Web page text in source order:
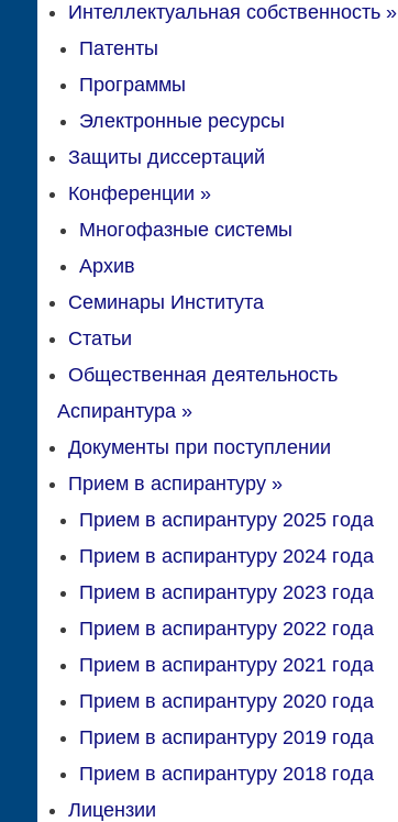
Интеллектуальная собственность»
Патенты
Программы
Электронные ресурсы
Защиты диссертаций
Конференции »
Многофазные системы
Архив
Семинары Института
Статьи
Общественная деятельность
Аспирантура»
Документы при поступлении
Прием в аспирантуру»
Прием в аспирантуру 2025 года
Прием в аспирантуру 2024 года
Прием в аспирантуру 2023 года
Прием в аспирантуру 2022 года
Прием в аспирантуру 2021 года
Прием в аспирантуру 2020 года
Прием в аспирантуру 2019 года
Прием в аспирантуру 2018 года
Лицензии